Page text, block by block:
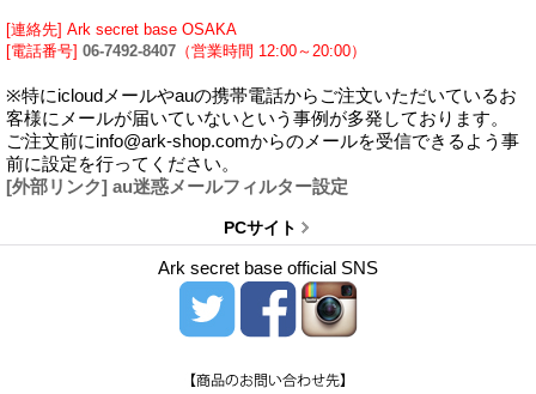
[連絡先] Ark secret base OSAKA
[電話番号] 06-7492-8407 （営業時間 12:00～20:00）
※特にicloudメールやauの携帯電話からご注文いただいているお
客様にメールが届いていないという事例が多発しております。
ご注文前にinfo@ark-shop.comからのメールを受信できるよう事
前に設定を行ってください。
[外部リンク] au迷惑メールフィルター設定
PCサイト
Ark secret base official SNS